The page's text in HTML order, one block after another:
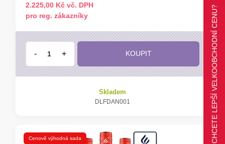
2.225,00 Kč vč. DPH
pro reg. zákazníky
- + KOUPIT
Skladem
DLFDAN001
Cenově výhodná sada CHCETE LEPŠÍ VELKOOBCHODNÍ CENU?